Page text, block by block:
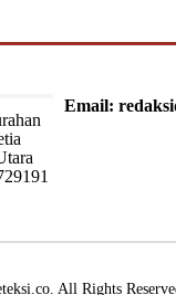
Email:
All Rights